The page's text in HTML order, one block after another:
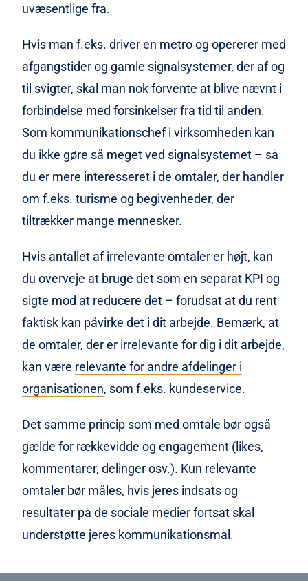
uvæsentlige fra.
Hvis man f.eks. driver en metro og opererer med
afgangstider og gamle signalsystemer, der af og
til svigter, skal man nok forvente at blive nævnt i
forbindelse med forsinkelser fra tid til anden.
Som kommunikationschef i virksomheden kan
du ikke gøre så meget ved signalsystemet – så
du er mere interesseret i de omtaler, der handler
om f.eks. turisme og begivenheder, der
tiltrækker mange mennesker.
Hvis antallet af irrelevante omtaler er højt, kan
du overveje at bruge det som en separat KPI og
sigte mod at reducere det – forudsat at du rent
faktisk kan påvirke det i dit arbejde. Bemærk, at
de omtaler, der er irrelevante for dig i dit arbejde,
kan være relevante for andre afdelinger i
organisationen, som f.eks. kundeservice.
Det samme princip som med omtale bør også
gælde for rækkevidde og engagement (likes,
kommentarer, delinger osv.). Kun relevante
omtaler bør måles, hvis jeres indsats og
resultater på de sociale medier fortsat skal
understøtte jeres kommunikationsmål.